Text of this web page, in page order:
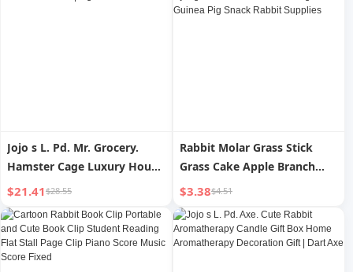
Jojo s L. Pd. Mr. Grocery.
Hamster Cage Luxury House
Transparent Enclosed House
| Ingenious
$21.41$28.55
Rabbit Molar Grass Stick
Grass Cake Apple Branch
Sweet Bamboo Hamster
Djungarian Hamster Guinea
Pig Totoro Guinea Pig Snack
Rabbit Supplies
$3.38$4.51